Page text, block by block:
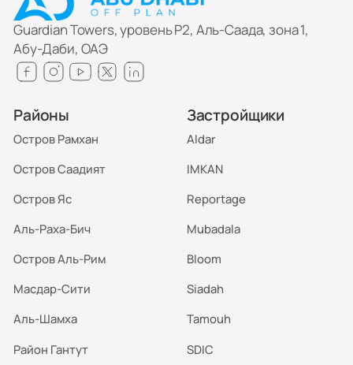
Guardian Towers, уровень P2, Аль-Саада, зона 1,
Абу-Даби, ОАЭ
Районы
Остров Рамхан
Остров Саадият
Остров Яс
Аль-Раха-Бич
Остров Аль-Рим
Масдар-Сити
Аль-Шамха
Район Гантут
Застройщики
Aldar
IMKAN
Reportage
Mubadala
Bloom
Siadah
Tamouh
SDIC